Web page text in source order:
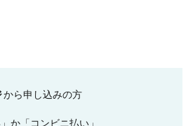
から申し込みの方
か「コンビニ払い」